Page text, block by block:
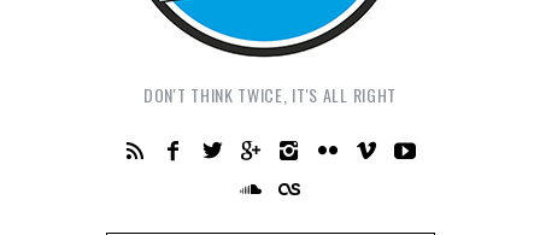
DON'T THINK TWICE, IT'S ALL RIGHT